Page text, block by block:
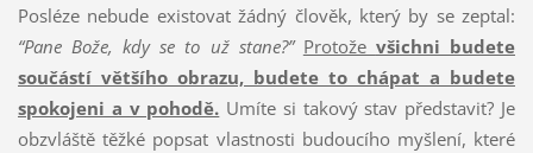
Posléze nebude existovat žádný člověk, který by se zeptal:
“Pane Bože, kdy se to už stane?” Protože všichni budete
součástí většího obrazu, budete to chápat a budete
spokojeni a v pohodě. Umíte si takový stav představit? Je
obzvláště těžké popsat vlastnosti budoucího myšlení, které